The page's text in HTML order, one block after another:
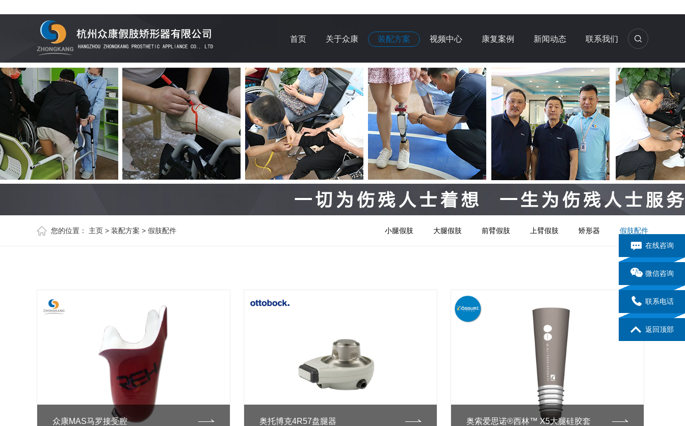
首页 关于众康 装配方案 视频中心 康复案例 新闻动态 联系我们
您的位置： 主页 > 装配方案 > 假肢配件 小腿假肢 大腿假肢 前臂假肢 上臂假肢 矫形器 假肢配件
众康MAS马罗接受腔 奥托博克4R57盘腿器 奥索爱思诺®西林™ X5大腿硅胶套
在线咨询
微信咨询
联系电话
返回顶部